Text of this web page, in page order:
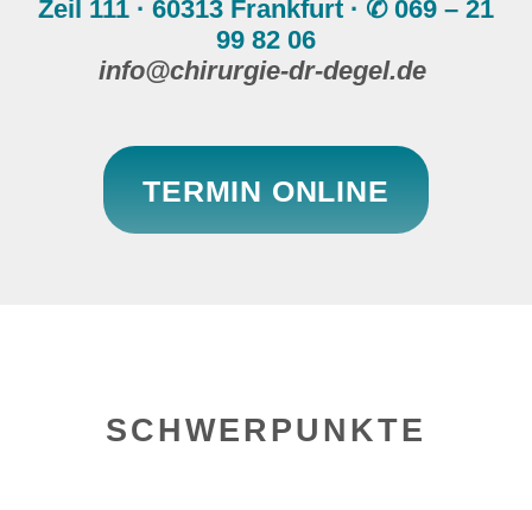
Zeil 111 · 60313 Frankfurt · ✆ 069 – 21
99 82 06
info@chirurgie-dr-degel.de
TERMIN ONLINE
SCHWERPUNKTE